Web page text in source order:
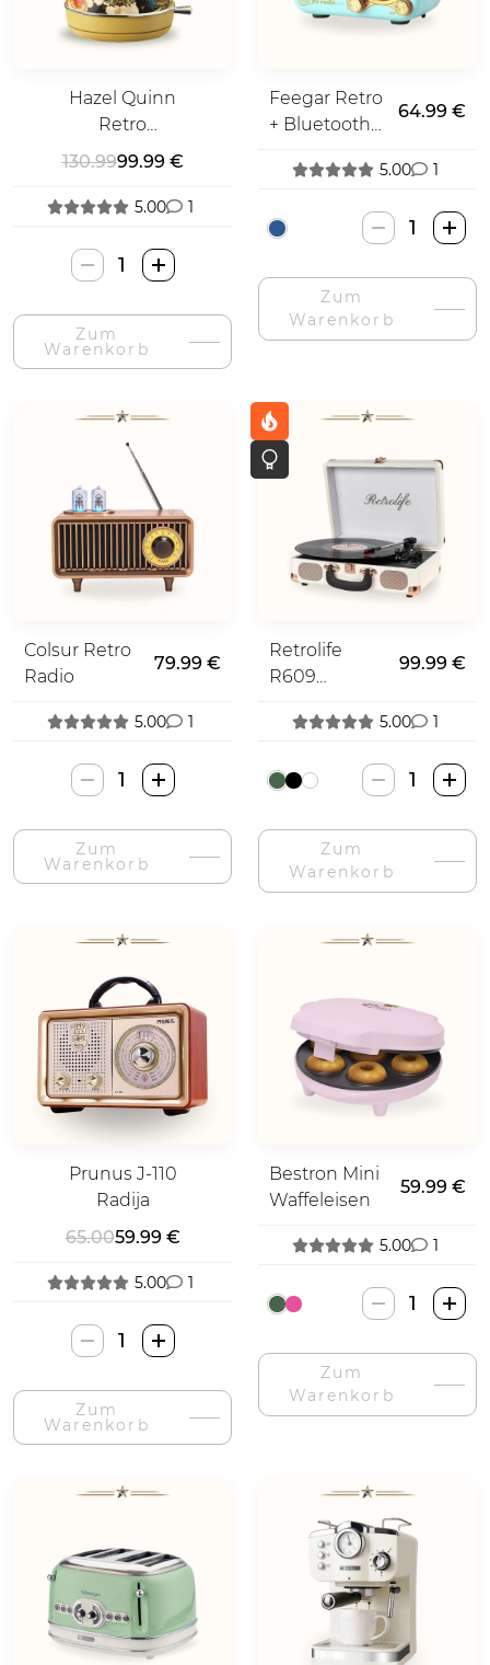
Hazel Quinn
Retro
Wasserkocher
130.9999.99 €
5.00 1
Hazel
Quinn
Retro
Stiliaus
Virdulys-
Zum
Warenkorb
Feegar Retro
+ Bluetooth
64.99 €
5.00 1
Feegar
Retro
+
Zum
Warenkorb
Colsur Retro
Radio
79.99 €
5.00 1
Colsur
Retro
Radija-
Menge
Zum
Warenkorb
Retrolife
R609
+ Bluetooth
99.99 €
5.00 1
Retrolife
R609
Patefonas
Bluetooth-
Zum
Warenkorb
Prunus J-110
Radija
65.0059.99 €
5.00 1
Prunus
110
Radija-
Menge
Zum
Warenkorb
Bestron Mini
Waffeleisen
59.99 €
5.00 1
Bestron
Spurgų
Zum
Warenkorb